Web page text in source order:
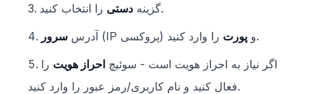
گزینه دستی
را انتخاب کنید.
آدرس سرور (IP پروکسی) و پورت
را وارد کنید.
اگر نیاز به احراز هویت است - سوئیچ احراز هویت را
فعال کنید و نام کاربری/رمز عبور را وارد کنید.